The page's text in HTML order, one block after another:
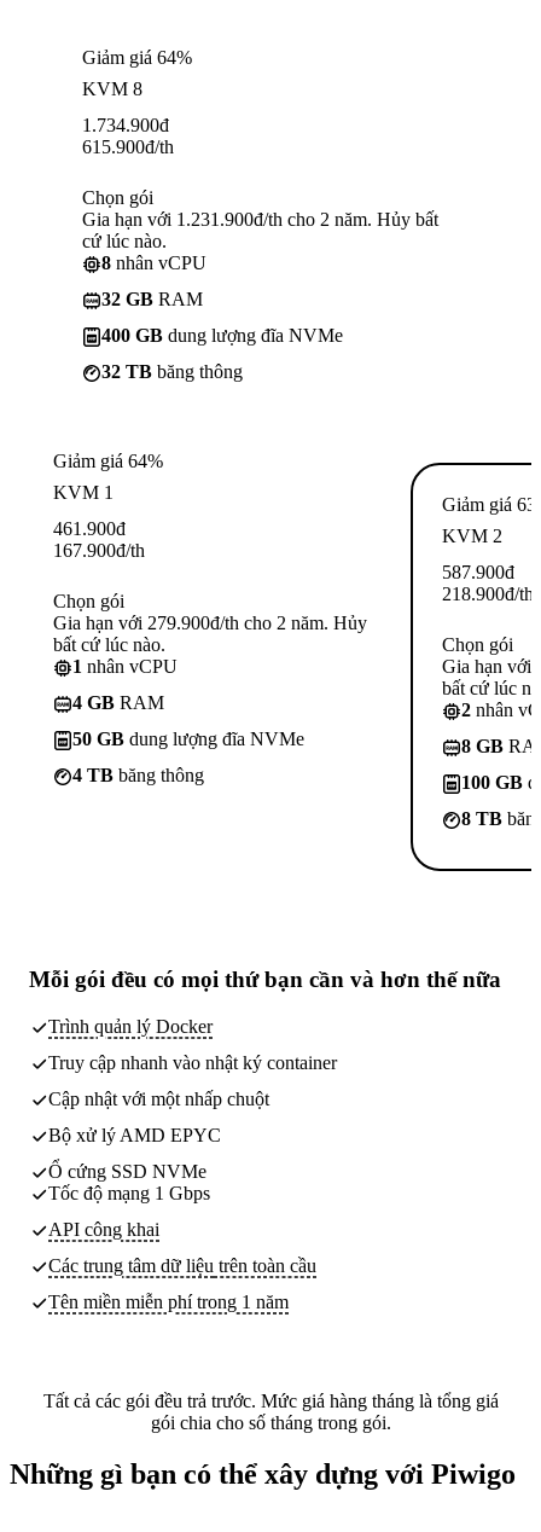
Giảm giá 64%
KVM 8
1.734.900đ
615.900đ/th
Chọn gói
Gia hạn với 1.231.900đ/th cho 2 năm. Hủy bất
cứ lúc nào.
8 nhân vCPU
32 GB RAM
400 GB dung lượng đĩa NVMe
32 TB băng thông
Giảm giá 64%
KVM 1
461.900đ
167.900đ/th
Chọn gói
Gia hạn với 279.900đ/th cho 2 năm. Hủy
bất cứ lúc nào.
1 nhân vCPU
4 GB RAM
50 GB dung lượng đĩa NVMe
4 TB băng thông
Giảm giá
KVM 2
587.900đ
218.900đ/th
Chọn gói
Gia hạn với
bất cứ lúc
2 nhân
8 GB
100 GB
8 TB
Mỗi gói đều có mọi thứ bạn cần và hơn thế nữa
Trình quản lý Docker
Truy cập nhanh vào nhật ký container
Cập nhật với một nhấp chuột
Bộ xử lý AMD EPYC
Ổ cứng SSD NVMe
Tốc độ mạng 1 Gbps
API công khai
Các trung tâm dữ liệu trên toàn cầu
Tên miền miễn phí trong 1 năm
Tất cả các gói đều trả trước. Mức giá hàng tháng là tổng giá
gói chia cho số tháng trong gói.
Những gì bạn có thể xây dựng với Piwigo